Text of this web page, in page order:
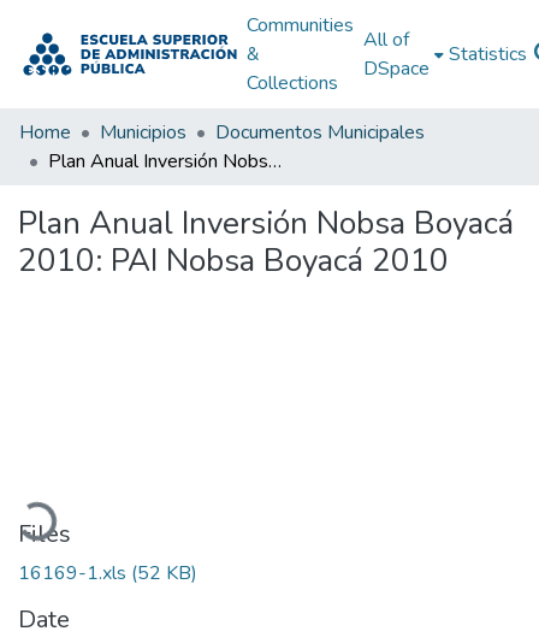
Communities
&
Collections
All of
DSpace
Statistics
Home Municipios
Documentos Municipales
Plan Anual Inversión Nobsa Boyacá 2010: PAI Nobsa Boyacá 2010
Plan Anual Inversión Nobsa Boyacá
2010: PAI Nobsa Boyacá 2010
Loading...
Files
16169-1.xls (52 KB)
Date